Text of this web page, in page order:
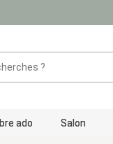
ado Salon